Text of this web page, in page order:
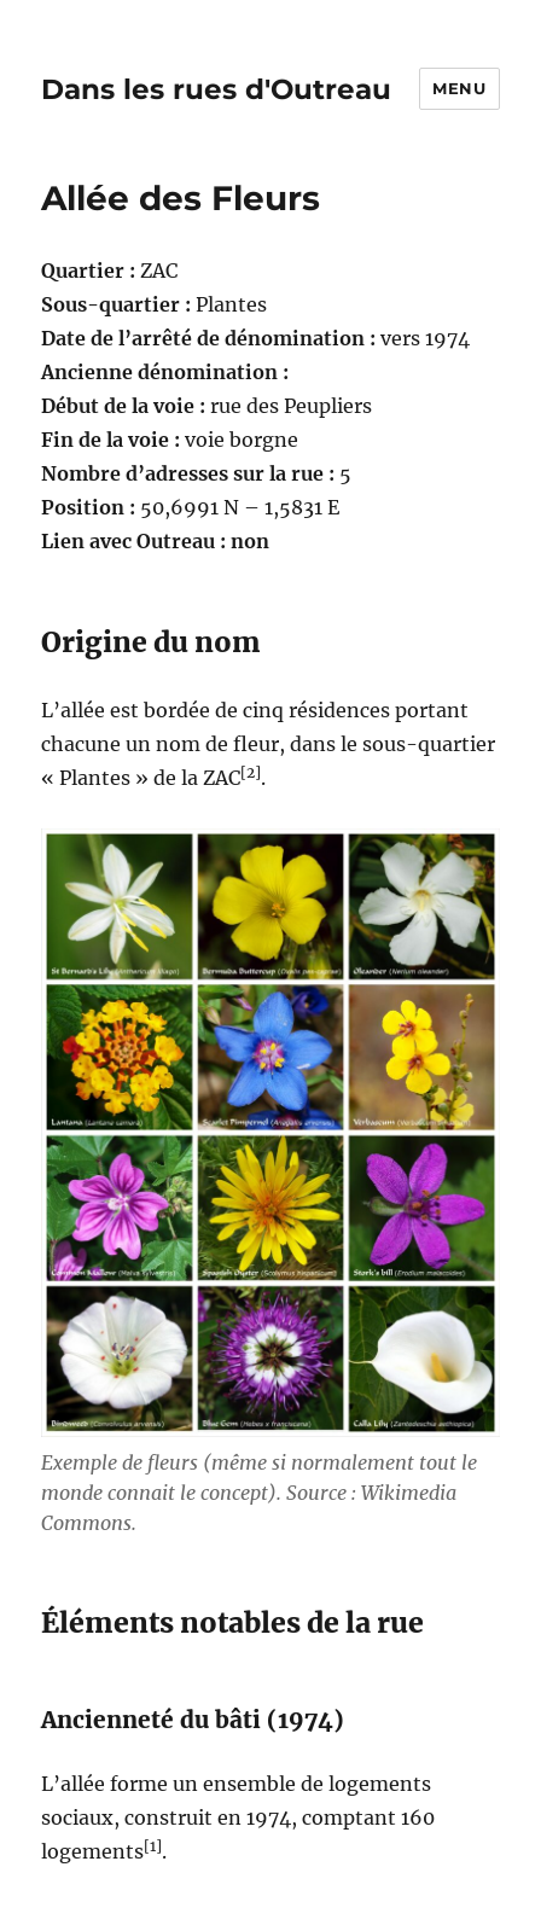
Dans les rues d'Outreau MENU
Allée des Fleurs
Quartier : ZAC
Sous-quartier : Plantes
Date de l’arrêté de dénomination : vers 1974
Ancienne dénomination :
Début de la voie : rue des Peupliers
Fin de la voie : voie borgne
Nombre d’adresses sur la rue : 5
Position : 50,6991 N – 1,5831 E
Lien avec Outreau : non
Origine du nom
L’allée est bordée de cinq résidences portant
chacune un nom de fleur, dans le sous-quartier
« Plantes » de la ZAC[2].
Exemple de fleurs (même si normalement tout le
monde connait le concept). Source : Wikimedia
Commons.
Éléments notables de la rue
Ancienneté du bâti (1974)
L’allée forme un ensemble de logements
sociaux, construit en 1974, comptant 160
logements[1].